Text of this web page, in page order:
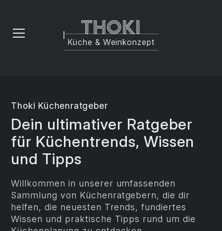
Thoki
Küche & Weinkonzept
Thoki Küchenratgeber
Dein ultimativer Ratgeber
für Küchentrends, Wissen
und Tipps
Willkommen in unserer umfassenden
Sammlung von Küchenratgebern, die dir
helfen, die neuesten Trends, fundiertes
Wissen und praktische Tipps rund um die